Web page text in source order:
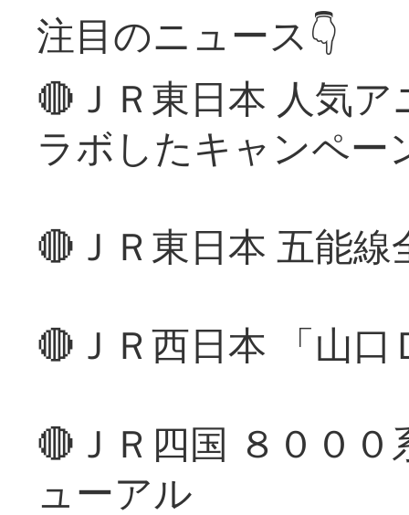
注目のニュース👇
🔴ＪＲ東日本 人気
ラボしたキャンペー
🔴ＪＲ東日本 五能
🔴ＪＲ西日本 「山
🔴ＪＲ四国 ８００
ューアル